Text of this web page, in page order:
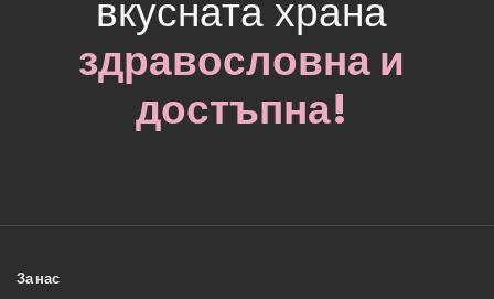
вкусната храна
здравословна и
достъпна!
За нас